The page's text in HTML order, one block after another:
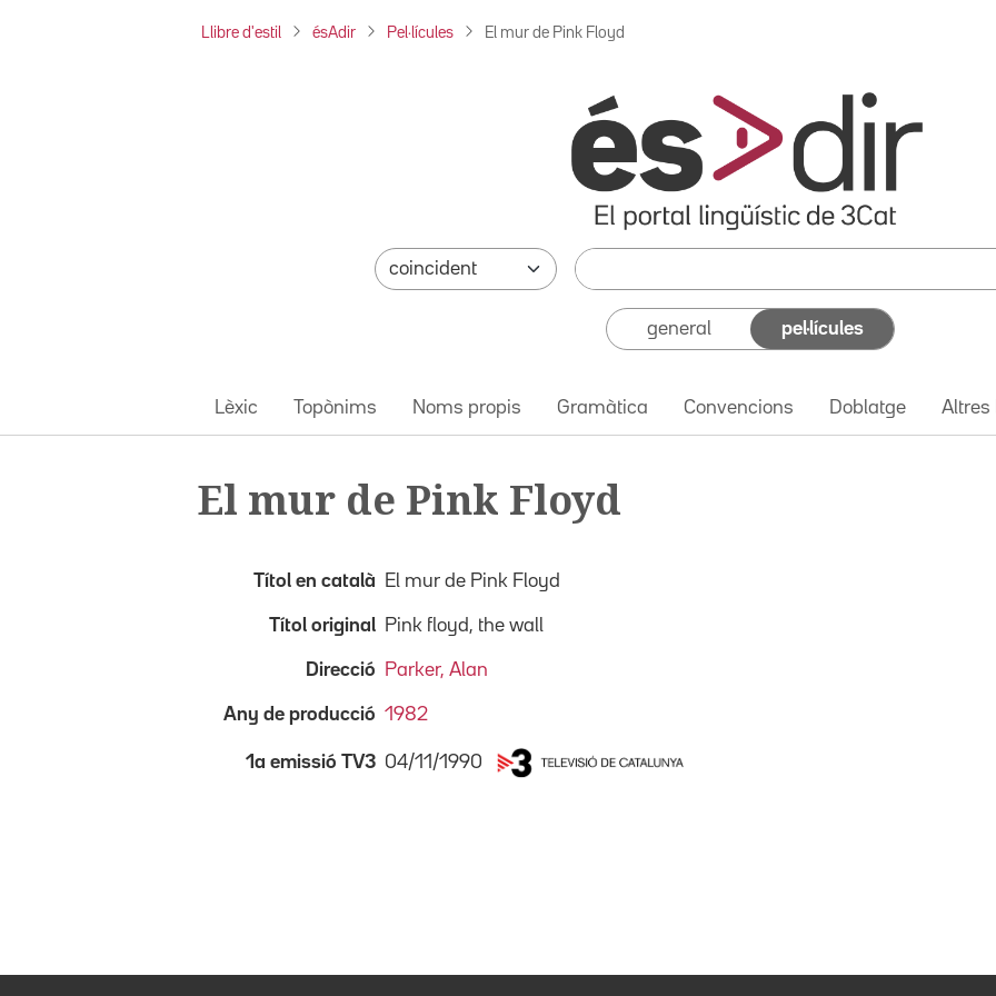
Llibre d'estil ésAdir Pel·lícules El mur de Pink Floyd
general pel·lícules
Lèxic Topònims Noms propis Gramàtica Convencions Doblatge Altres
El mur de Pink Floyd
Títol en català El mur de Pink Floyd
Títol original Pink floyd, the wall
Direcció Parker, Alan
Any de producció 1982
1a emissió TV3 04/11/1990